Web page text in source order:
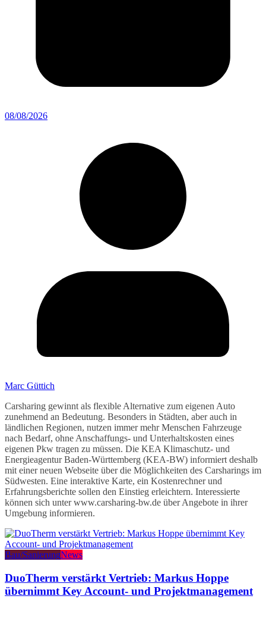
08/08/2026
Marc Güttich
Carsharing gewinnt als flexible Alternative zum eigenen Auto
zunehmend an Bedeutung. Besonders in Städten, aber auch in
ländlichen Regionen, nutzen immer mehr Menschen Fahrzeuge
nach Bedarf, ohne Anschaffungs- und Unterhaltskosten eines
eigenen Pkw tragen zu müssen. Die KEA Klimaschutz- und
Energieagentur Baden-Württemberg (KEA-BW) informiert deshalb
mit einer neuen Webseite über die Möglichkeiten des Carsharings im
Südwesten. Eine interaktive Karte, ein Kostenrechner und
Erfahrungsberichte sollen den Einstieg erleichtern. Interessierte
können sich unter www.carsharing-bw.de über Angebote in ihrer
Umgebung informieren.
Bau/SanierungNews
DuoTherm verstärkt Vertrieb: Markus Hoppe
übernimmt Key Account- und Projektmanagement